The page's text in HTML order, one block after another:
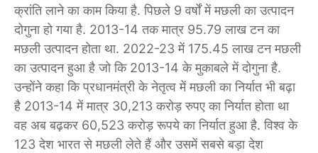
क्रांति लाने का काम किया है. पिछले 9 वर्षों में मछली का उत्पादन
दोगुना हो गया है. 2013-14 तक मात्र 95.79 लाख टन का
मछली उत्पादन होता था. 2022-23 में 175.45 लाख टन मछली
का उत्पादन हुआ है जो कि 2013-14 के मुकाबले में दोगुना है.
उन्होंने कहा कि प्रधानमंत्री के नेतृत्व में मछली का निर्यात भी बढ़ा
है 2013-14 में मात्र 30,213 करोड़ रुपए का निर्यात होता था
वह अब बढ़कर 60,523 करोड़ रूपये का निर्यात हुआ है. विश्व के
123 देश भारत से मछली लेते हैं और उसमें सबसे बड़ा देश